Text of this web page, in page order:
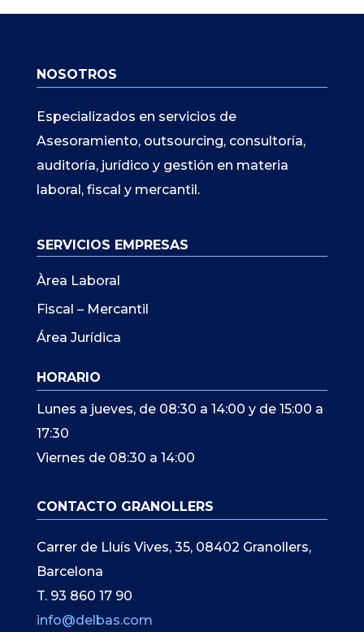
NOSOTROS
Especializados en servicios de
Asesoramiento, outsourcing, consultoría,
auditoría, jurídico y gestión en materia
laboral, fiscal y mercantil.
SERVICIOS EMPRESAS
Àrea Laboral
Fiscal – Mercantil
Área Jurídica
HORARIO
Lunes a jueves, de 08:30 a 14:00 y de 15:00 a
17:30
Viernes de 08:30 a 14:00
CONTACTO GRANOLLERS
Carrer de Lluís Vives, 35, 08402 Granollers,
Barcelona
T. 93 860 17 90
info@delbas.com